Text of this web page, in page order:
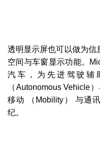
透明显示屏也可以做为信
空间与车窗显示功能。
汽车，为先进驾驶辅
（Autonomous Vehicle
移动 （Mobility） 与通
纪。